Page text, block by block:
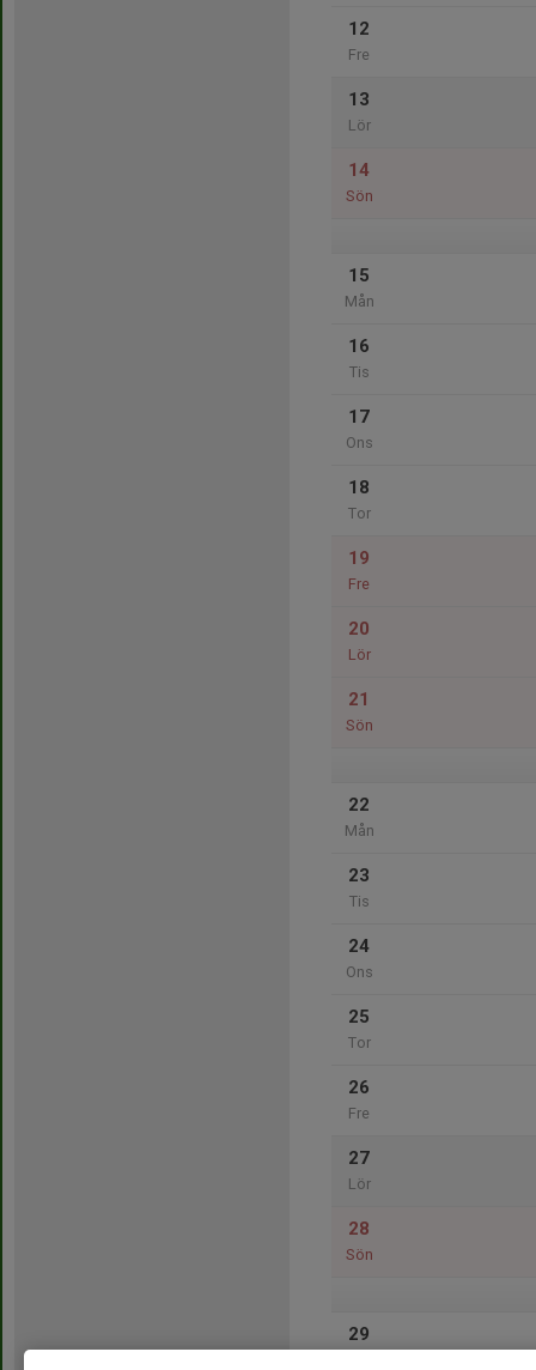
12
Fre
13
Lör
14
Sön
15
Mån
16
Tis
17
Ons
18
Tor
19
Fre
20
Lör
21
Sön
22
Mån
23
Tis
24
Ons
25
Tor
26
Fre
27
Lör
28
Sön
29